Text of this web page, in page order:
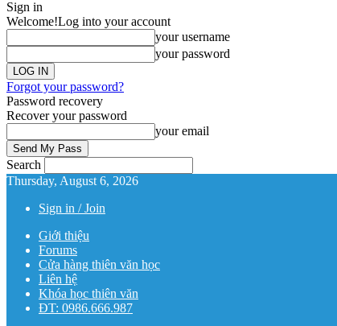
Sign in
Welcome!Log into your account
your username
your password
Forgot your password?
Password recovery
Recover your password
your email
Search
Thursday, August 6, 2026
Sign in / Join
Giới thiệu
Forums
Cửa hàng thiên văn học
Liên hệ
Khóa học thiên văn
ĐT: 0986.666.987